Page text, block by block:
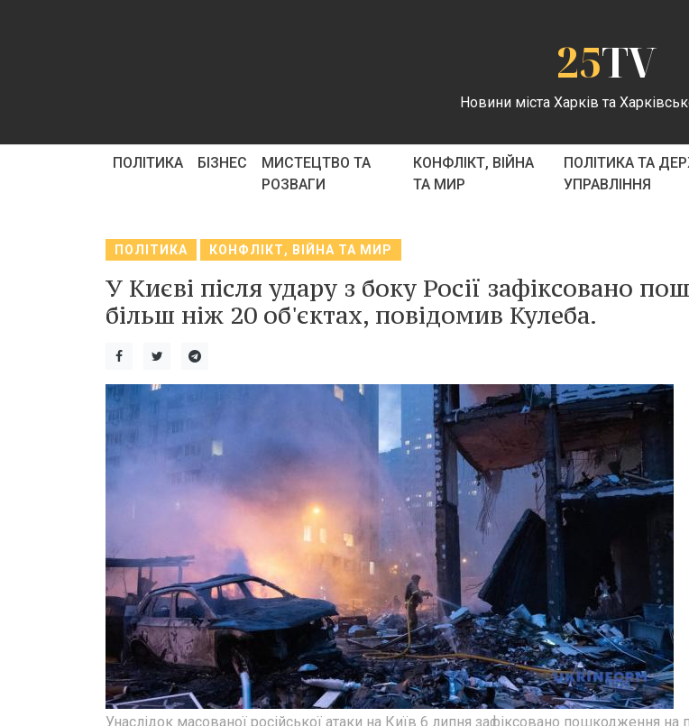
25TV
Новини міста Харків та
ПОЛІТИКА БІЗНЕС
МИСТЕЦТВО ТА
РОЗВАГИ
КОНФЛІКТ, ВІЙНА
ТА МИР
ПОЛІТИКА ТА
УПРАВЛІННЯ
ПОЛІТИКА КОНФЛІКТ, ВІЙНА ТА МИР
У Києві після удару з боку Росії зафіксовано
більш ніж 20 об'єктах, повідомив Кулеба.
Унаслідок масованої російської атаки на Київ 6 липня зафіксовано пошкодження на